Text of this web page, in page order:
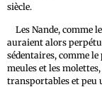
siècle.
Les Nande, comme
auraient alors
sédentaires, comme
meules et les
transportables et peu